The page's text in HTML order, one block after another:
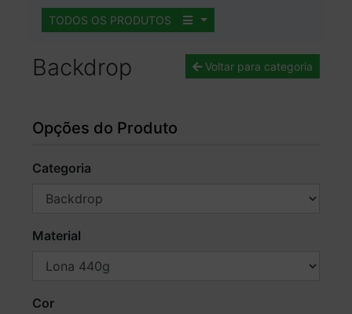
TODOS OS PRODUTOS
Backdrop Voltar para categoria
Opções do Produto
Categoria
Material
Cor